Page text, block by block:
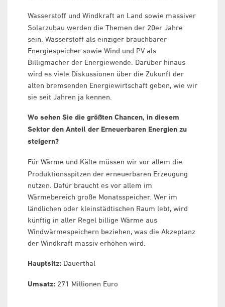
Wasserstoff und Windkraft an Land sowie massiver
Solarzubau werden die Themen der 20er Jahre
sein. Wasserstoff als einziger brauchbarer
Energiespeicher sowie Wind und PV als
Billigmacher der Energiewende. Darüber hinaus
wird es viele Diskussionen über die Zukunft der
alten bremsenden Energiewirtschaft geben, wie wir
sie seit Jahren ja kennen.
Wo sehen Sie die größten Chancen, in diesem
Sektor den Anteil der Erneuerbaren Energien zu
steigern?
Für Wärme und Kälte müssen wir vor allem die
Produktionsspitzen der erneuerbaren Erzeugung
nutzen. Dafür braucht es vor allem im
Wärmebereich große Monatsspeicher. Wer im
ländlichen oder kleinstädtischen Raum lebt, wird
künftig in aller Regel billige Wärme aus
Windwärmespeichern beziehen, was die Akzeptanz
der Windkraft massiv erhöhen wird.
Hauptsitz: Dauerthal
Umsatz: 271 Millionen Euro